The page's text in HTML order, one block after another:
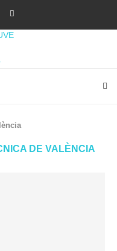
DE VALÈNCIA